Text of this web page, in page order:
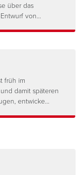
über das
von...
früh im
damit späteren
entwicke...